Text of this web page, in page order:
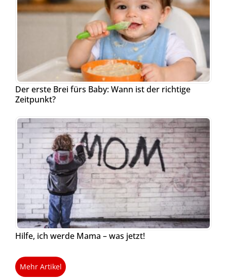
Der erste Brei fürs Baby: Wann ist der richtige
Zeitpunkt?
Hilfe, ich werde Mama – was jetzt!
Mehr Artikel